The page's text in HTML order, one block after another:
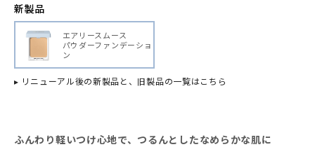
新製品
エアリースムース
パウダーファンデーショ
ン
▸ リニューアル後の新製品と、旧製品の一覧はこちら
ふんわり軽いつけ心地で、つるんとしたなめらかな肌に